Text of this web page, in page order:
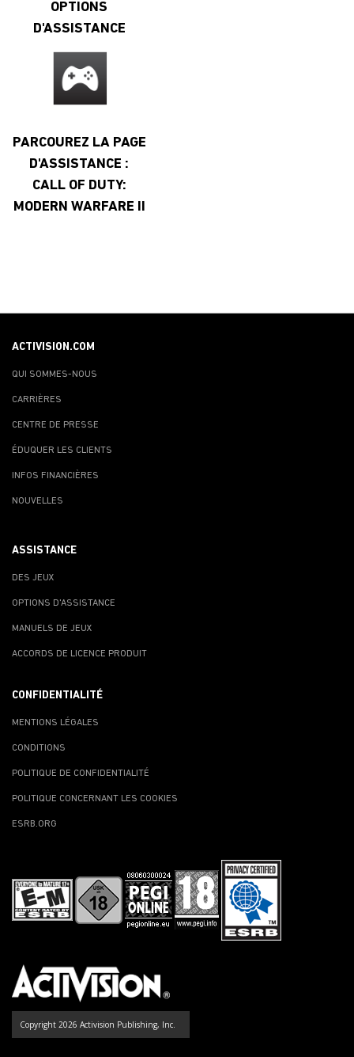
OPTIONS
D'ASSISTANCE
PARCOUREZ LA PAGE
D'ASSISTANCE :
CALL OF DUTY:
MODERN WARFARE II
ACTIVISION.COM
QUI SOMMES-NOUS
CARRIÈRES
CENTRE DE PRESSE
ÉDUQUER LES CLIENTS
INFOS FINANCIÈRES
NOUVELLES
ASSISTANCE
DES JEUX
OPTIONS D'ASSISTANCE
MANUELS DE JEUX
ACCORDS DE LICENCE PRODUIT
CONFIDENTIALITÉ
MENTIONS LÉGALES
CONDITIONS
POLITIQUE DE CONFIDENTIALITÉ
POLITIQUE CONCERNANT LES COOKIES
ESRB.ORG
Copyright 2026 Activision Publishing, Inc.